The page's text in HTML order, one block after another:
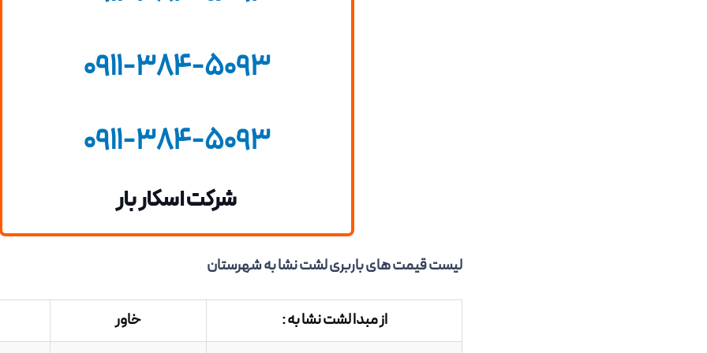
0911-384-5093
0911-384-5093
شرکت اسکار بار
لیست قیمت های باربری لشت نشا به شهرستان
از مبدا لشت نشا به : خاور